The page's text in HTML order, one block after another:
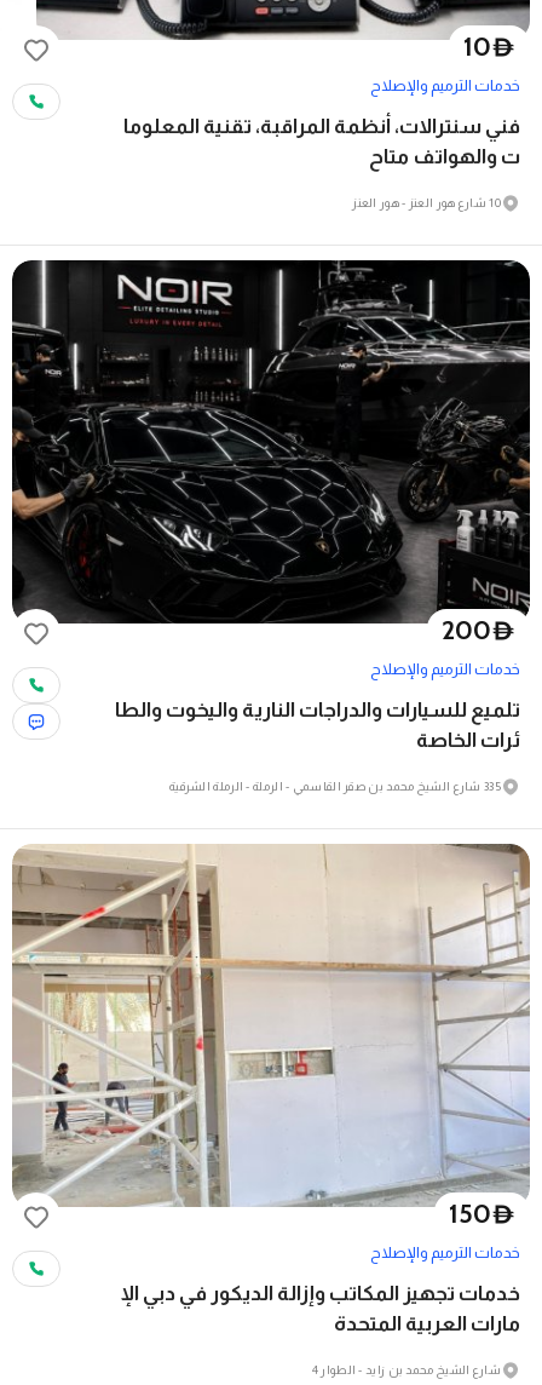
D
10
خدمات الترميم والإصلاح
فني سنترالات، أنظمة المراقبة، تقنية المعلوما
ت والهواتف متاح
10 شارع هور العنز - هور العنز
D
200
خدمات الترميم والإصلاح
تلميع للسيارات والدراجات النارية واليخوت والطا
ئرات الخاصة
335 شارع الشيخ محمد بن صقر القاسمي - الرملة - الرملة الشرقية
D
150
خدمات الترميم والإصلاح
خدمات تجهيز المكاتب وإزالة الديكور في دبي الإ
مارات العربية المتحدة
شارع الشيخ محمد بن زايد - الطوار 4